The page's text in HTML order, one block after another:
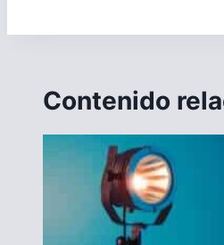
Contenido